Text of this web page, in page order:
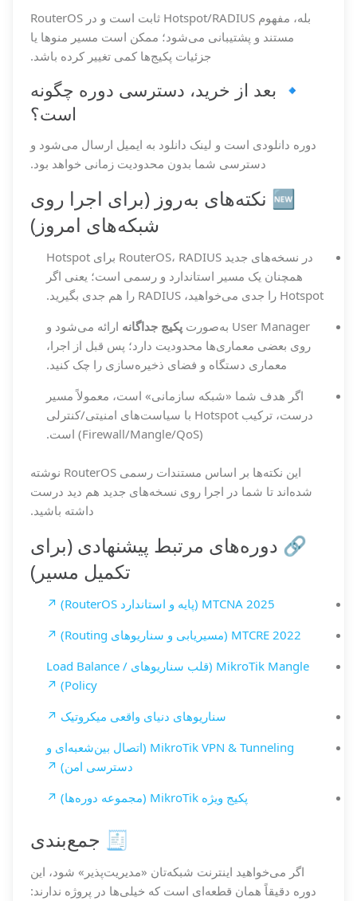
بله، مفهوم Hotspot/RADIUS ثابت است و در RouterOS
مستند و پشتیبانی می‌شود؛ ممکن است مسیر منوها یا
جزئیات پکیج‌ها کمی تغییر کرده باشد.
🔹 بعد از خرید، دسترسی دوره چگونه
است؟
دوره دانلودی است و لینک دانلود به ایمیل ارسال می‌شود و
دسترسی شما بدون محدودیت زمانی خواهد بود.
🆕 نکته‌های به‌روز (برای اجرا روی
شبکه‌های امروز)
در نسخه‌های جدید RouterOS، RADIUS برای Hotspot
همچنان یک مسیر استاندارد و رسمی است؛ یعنی اگر
Hotspot را جدی می‌خواهید، RADIUS را هم جدی بگیرید.
User Manager به‌صورت
پکیج جداگانه ارائه می‌شود و
روی بعضی معماری‌ها محدودیت دارد؛ پس قبل از اجرا،
معماری دستگاه و فضای ذخیره‌سازی را چک کنید.
اگر هدف شما «شبکه سازمانی» است، معمولاً مسیر
درست، ترکیب Hotspot با سیاست‌های امنیتی/کنترلی
(Firewall/Mangle/QoS) است.
این نکته‌ها بر اساس مستندات رسمی RouterOS نوشته
شده‌اند تا شما در اجرا روی نسخه‌های جدید هم دید درست
داشته باشید.
🔗 دوره‌های مرتبط پیشنهادی (برای
تکمیل مسیر)
MTCNA 2025 (پایه و استاندارد RouterOS) ↗
MTCRE 2022 (مسیریابی و سناریوهای Routing) ↗
MikroTik Mangle (قلب سناریوهای Load Balance /
Policy) ↗
سناریوهای دنیای واقعی میکروتیک ↗
MikroTik VPN & Tunneling (اتصال بین‌شعبه‌ای و
دسترسی امن) ↗
پکیج ویژه MikroTik (مجموعه دوره‌ها) ↗
🧾 جمع‌بندی
اگر می‌خواهید اینترنت شبکه‌تان «مدیریت‌پذیر» شود، این
دوره دقیقاً همان قطعه‌ای است که خیلی‌ها در پروژه ندارند: